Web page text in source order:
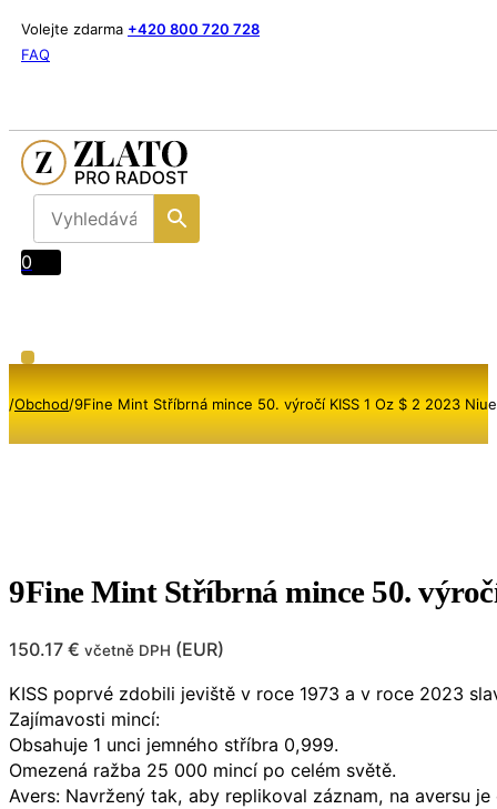
Volejte zdarma +420 800 720 728
FAQ
0
/Obchod/9Fine Mint Stříbrná mince 50. výročí KISS 1 Oz $ 2 2023 Niue
9Fine Mint Stříbrná mince 50.
150.17 € včetně DPH (EUR)
KISS poprvé zdobili jeviště v roce 1973 a v roce 2023
Zajímavosti mincí:
Obsahuje 1 unci jemného stříbra 0,999.
Omezená ražba 25 000 mincí po celém světě.
Avers: Navržený tak, aby replikoval záznam, na aversu je